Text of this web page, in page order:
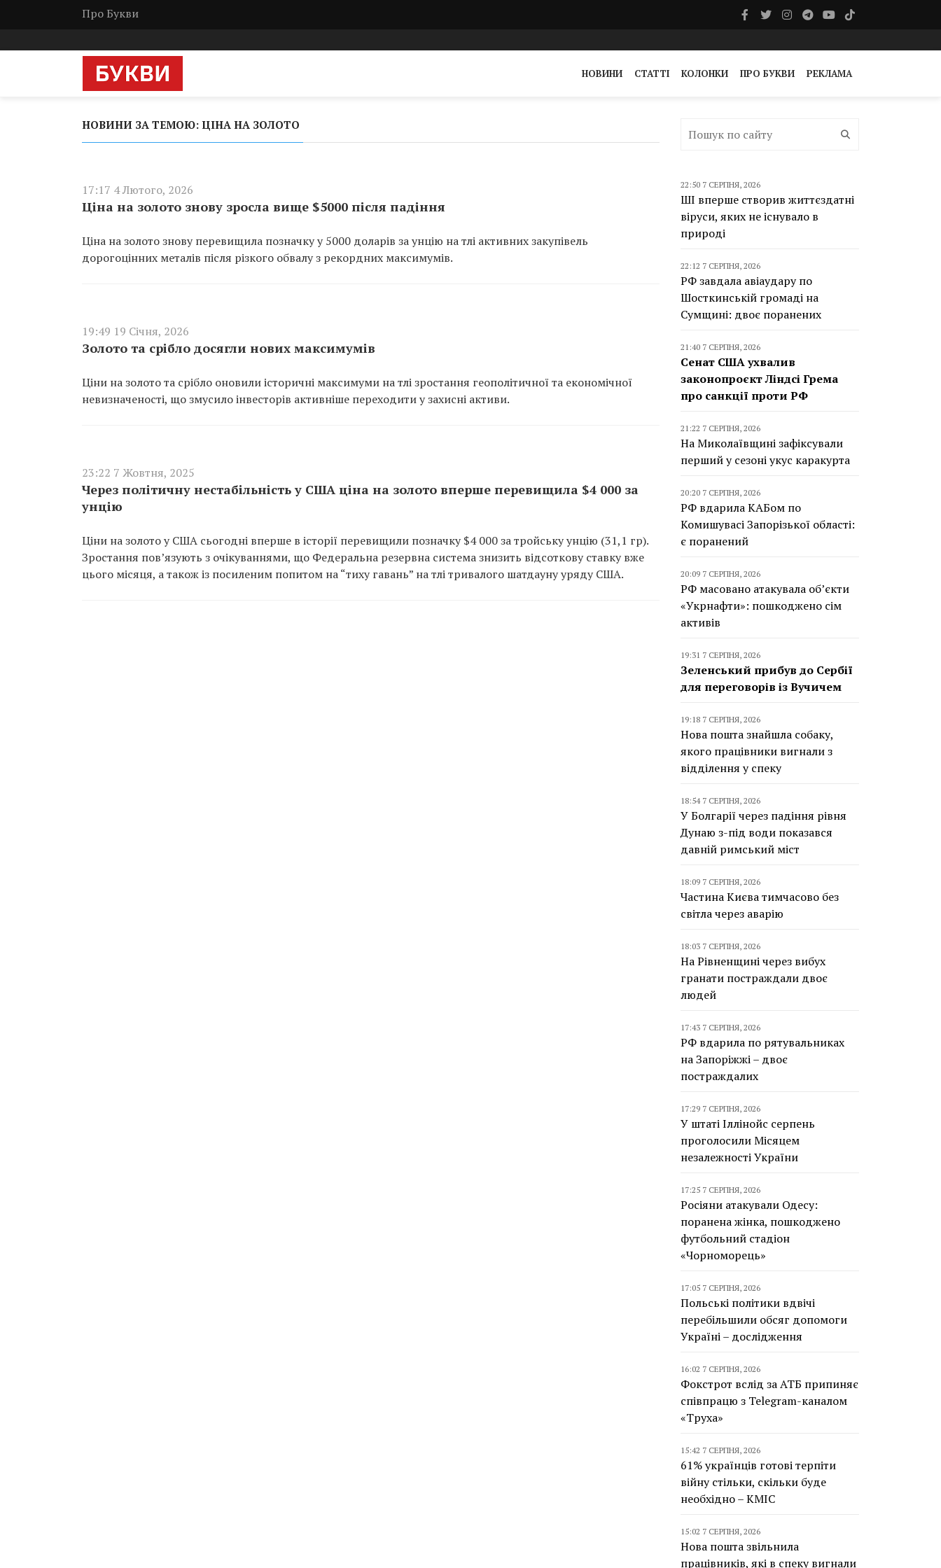
Про Букви
НОВИНИ СТАТТІ КОЛОНКИ ПРО БУКВИ РЕКЛАМА
НОВИНИ ЗА ТЕМОЮ: ЦІНА НА ЗОЛОТО
17:17 4 Лютого, 2026
Ціна на золото знову зросла вище $5000 після падіння
Ціна на золото знову перевищила позначку у 5000 доларів за унцію на тлі активних закупівель
дорогоцінних металів після різкого обвалу з рекордних максимумів.
19:49 19 Січня, 2026
Золото та срібло досягли нових максимумів
Ціни на золото та срібло оновили історичні максимуми на тлі зростання геополітичної та економічної
невизначеності, що змусило інвесторів активніше переходити у захисні активи.
23:22 7 Жовтня, 2025
Через політичну нестабільність у США ціна на золото вперше перевищила $4 000 за
унцію
Ціни на золото у США сьогодні вперше в історії перевищили позначку $4 000 за тройську унцію (31,1 гр).
Зростання пов’язують з очікуваннями, що Федеральна резервна система знизить відсоткову ставку вже
цього місяця, а також із посиленим попитом на “тиху гавань” на тлі тривалого шатдауну уряду США.
22:50 7 СЕРПНЯ, 2026
ШІ вперше створив життєздатні
віруси, яких не існувало в
природі
22:12 7 СЕРПНЯ, 2026
РФ завдала авіаудару по
Шосткинській громаді на
Сумщині: двоє поранених
21:40 7 СЕРПНЯ, 2026
Сенат США ухвалив
законопроєкт Ліндсі Грема
про санкції проти РФ
21:22 7 СЕРПНЯ, 2026
На Миколаївщині зафіксували
перший у сезоні укус каракурта
20:20 7 СЕРПНЯ, 2026
РФ вдарила КАБом по
Комишувасі Запорізької області:
є поранений
20:09 7 СЕРПНЯ, 2026
РФ масовано атакувала об’єкти
«Укрнафти»: пошкоджено сім
активів
19:31 7 СЕРПНЯ, 2026
Зеленський прибув до Сербії
для переговорів із Вучичем
19:18 7 СЕРПНЯ, 2026
Нова пошта знайшла собаку,
якого працівники вигнали з
відділення у спеку
18:54 7 СЕРПНЯ, 2026
У Болгарії через падіння рівня
Дунаю з-під води показався
давній римський міст
18:09 7 СЕРПНЯ, 2026
Частина Києва тимчасово без
світла через аварію
18:03 7 СЕРПНЯ, 2026
На Рівненщині через вибух
гранати постраждали двоє
людей
17:43 7 СЕРПНЯ, 2026
РФ вдарила по рятувальниках
на Запоріжжі – двоє
постраждалих
17:29 7 СЕРПНЯ, 2026
У штаті Іллінойс серпень
проголосили Місяцем
незалежності України
17:25 7 СЕРПНЯ, 2026
Росіяни атакували Одесу:
поранена жінка, пошкоджено
футбольний стадіон
«Чорноморець»
17:05 7 СЕРПНЯ, 2026
Польські політики вдвічі
перебільшили обсяг допомоги
Україні – дослідження
16:02 7 СЕРПНЯ, 2026
Фокстрот вслід за АТБ припиняє
співпрацю з Telegram-каналом
«Труха»
15:42 7 СЕРПНЯ, 2026
61% українців готові терпіти
війну стільки, скільки буде
необхідно – КМІС
15:02 7 СЕРПНЯ, 2026
Нова пошта звільнила
працівників, які в спеку вигнали